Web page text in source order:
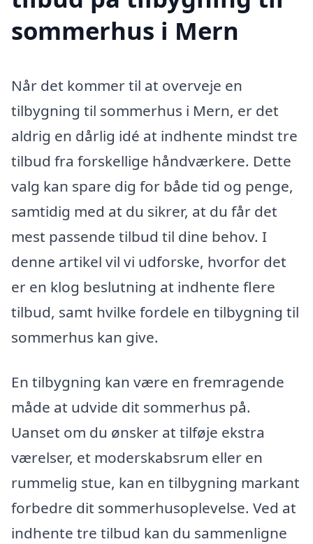
sommerhus i Mern
Når det kommer til at overveje en
tilbygning til sommerhus i Mern, er det
aldrig en dårlig idé at indhente mindst tre
tilbud fra forskellige håndværkere. Dette
valg kan spare dig for både tid og penge,
samtidig med at du sikrer, at du får det
mest passende tilbud til dine behov. I
denne artikel vil vi udforske, hvorfor det
er en klog beslutning at indhente flere
tilbud, samt hvilke fordele en tilbygning til
sommerhus kan give.
En tilbygning kan være en fremragende
måde at udvide dit sommerhus på.
Uanset om du ønsker at tilføje ekstra
værelser, et moderskabsrum eller en
rummelig stue, kan en tilbygning markant
forbedre dit sommerhusoplevelse. Ved at
indhente tre tilbud kan du sammenligne